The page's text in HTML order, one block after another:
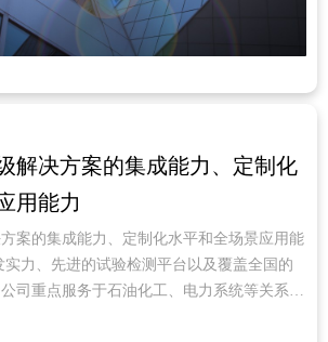
解决方案的集成能力、定制化
用能力
案的集成能力、定制化水平和全场景应用能
实力、先进的试验检测平台以及覆盖全国的
司重点服务于石油化工、电力系统等关系国